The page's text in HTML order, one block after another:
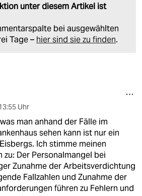
unter diesem Artikel ist
bei ausgewählten
Tage – hier sind sie zu finden.
Uhr
man anhand der Fälle im
sehen kann ist nur ein
Ich stimme meinen
zu: Der Personalmangel bei
Zunahme der Arbeitsverdichtung
Fallzahlen und Zunahme der
führen zu Fehlern und